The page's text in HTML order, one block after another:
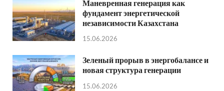
Маневренная генерация как
фундамент энергетической
независимости Казахстана
15.06.2026
Зеленый прорыв в энергобалансе и
новая структура генерации
15.06.2026